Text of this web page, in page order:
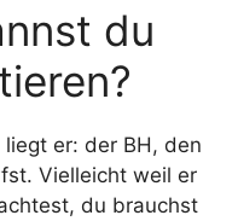
du
er: der BH, den
Vielleicht weil er
du brauchst